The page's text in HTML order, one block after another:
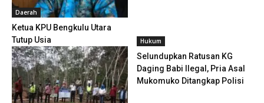
Daerah
Ketua KPU Bengkulu Utara
Tutup Usia
Hukum
Selundupkan Ratusan KG
Daging Babi Ilegal, Pria Asal
Mukomuko Ditangkap Polisi